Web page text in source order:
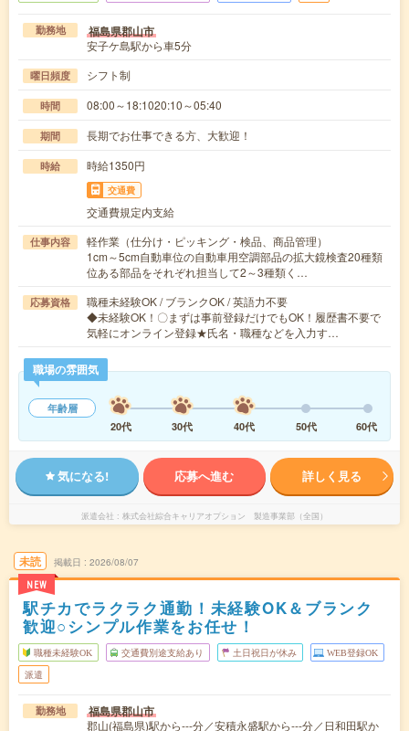
勤務地 福島県郡山市
安子ケ島駅から車5分
曜日頻度 シフト制
時間 08:00～18:1020:10～05:40
期間 長期でお仕事できる方、大歓迎！
時給 時給1350円
交通費
交通費規定内支給
仕事内容
軽作業（仕分け・ピッキング・検品、商品管理）
1cm～5cm自動車位の自動車用空調部品の拡大鏡検査20種類
位ある部品をそれぞれ担当して2～3種類く…
応募資格
職種未経験OK / ブランクOK / 英語力不要
◆未経験OK！〇まずは事前登録だけでもOK！履歴書不要で
気軽にオンライン登録★氏名・職種などを入力す…
職場の雰囲気
年齢層
20代
30代 40代 50代 60代
気になる! 応募へ進む 詳しく見る
派遣会社 株式会社綜合キャリアオプション 製造事業部（全国）
未読
NEW
掲載日 2026/08/07
駅チカでラクラク通勤！未経験OK＆ブランク
歓迎○シンプル作業をお任せ！
職種未経験OK 交通費別途支給あり 土日祝日が休み WEB登録OK
派遣
勤務地 福島県郡山市
郡山(福島県)駅から---分／安積永盛駅から---分／日和田駅か